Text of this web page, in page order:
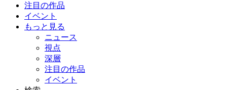
注目の作品
イベント
もっと見る
ニュース
視点
深層
注目の作品
イベント